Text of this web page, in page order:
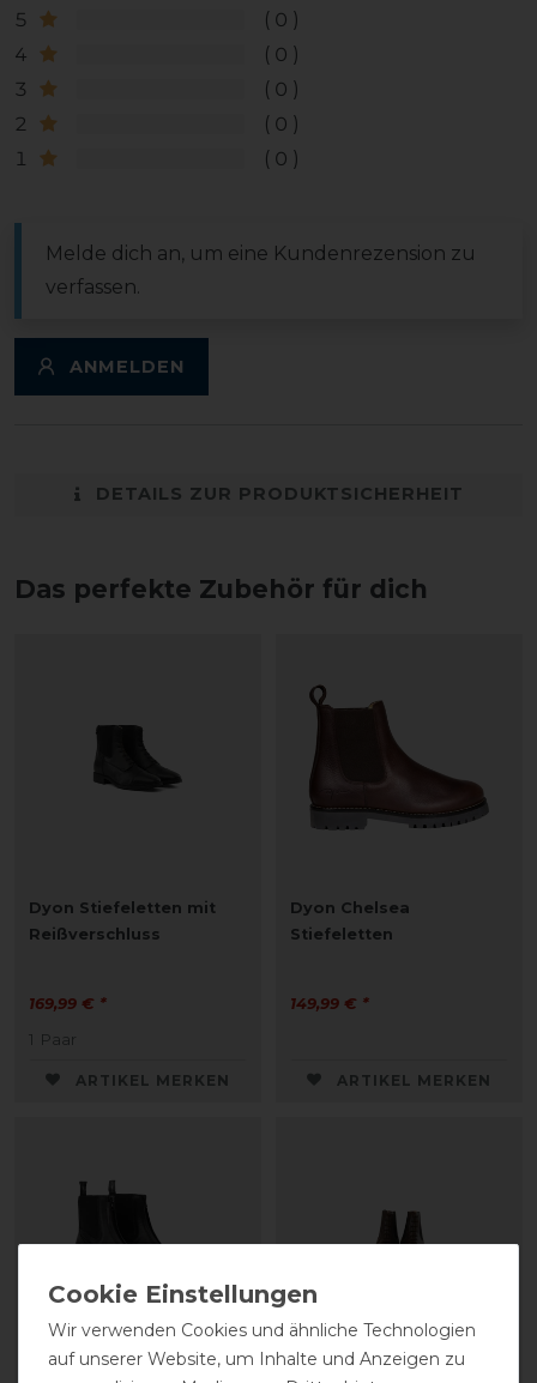
5
0
4
0
3
0
2
0
1
0
Melde dich an, um eine Kundenrezension zu
verfassen.
ANMELDEN
DETAILS ZUR PRODUKTSICHERHEIT
Das perfekte Zubehör für dich
Dyon Stiefeletten mit
Reißverschluss
169,99 € *
1 Paar
ARTIKEL MERKEN
Dyon Chelsea
Stiefeletten
149,99 € *
ARTIKEL MERKEN
Wir verwenden Cookies und ähnliche Technologien
auf unserer Website, um Inhalte und Anzeigen zu